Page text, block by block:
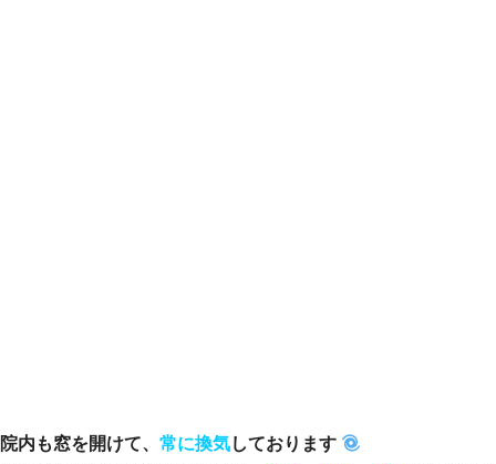
院内も窓を開けて、 常に換気しております